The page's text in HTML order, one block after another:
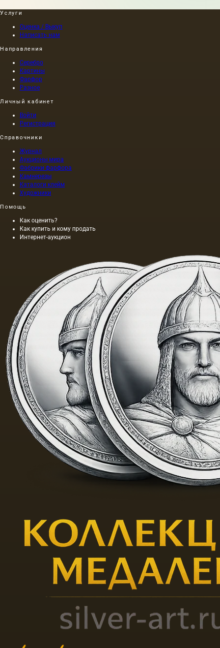
и…
Услуги
Оценка / Выкуп
Написать нам
Направления
Серебро
Картины
Фарфор
Разное
Личный кабинет
Войти
Регистрация
Справочники
Журнал
Аукционы мира
Фабрики фарфора
Камнерезы
Каталоги клейм
Художники
Помощь
Как оценить?
Как купить и кому продать
Интернет-аукцион